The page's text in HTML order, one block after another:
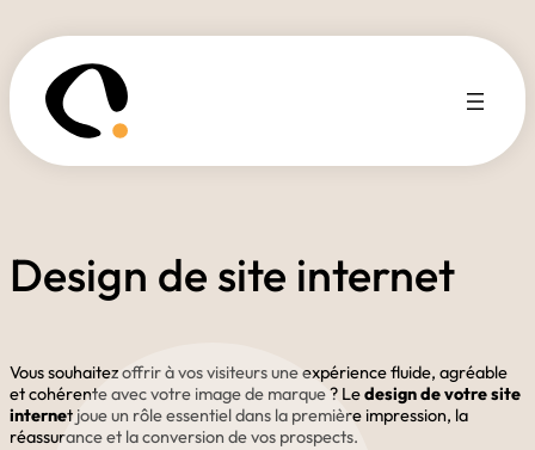
Design de site internet
Vous souhaitez offrir à vos visiteurs une expérience fluide, agréable
et cohérente avec votre image de marque ? Ledesign de votre site
internet joue un rôle essentiel dans la première impression, la
réassurance et la conversion de vos prospects.